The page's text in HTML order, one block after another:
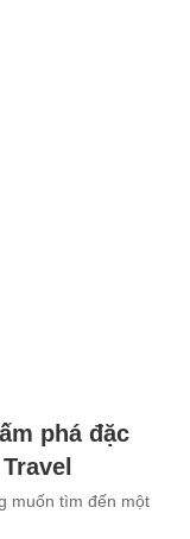
phá đặc
muốn tìm đến một